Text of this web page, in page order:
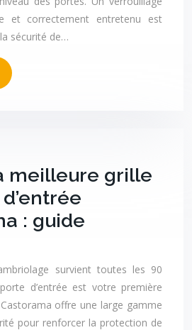
et correctement entretenu est
sécurité de…
meilleure grille
: guide
survient toutes les 90
d’entrée est votre première
offre une large gamme
pour renforcer la protection de